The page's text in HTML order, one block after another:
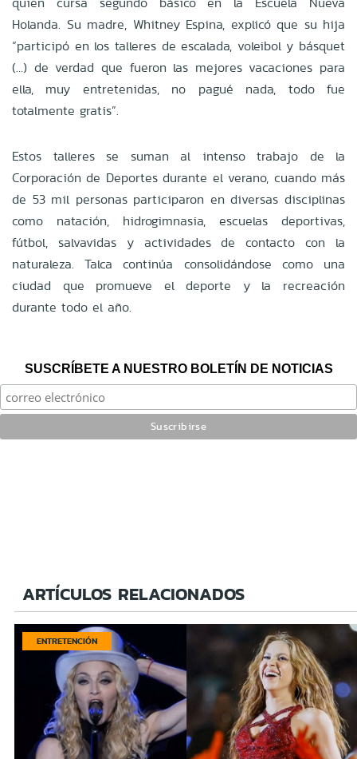
Holanda. Su madre, Whitney Espina, explicó que su hija
“participó en los talleres de escalada, voleibol y básquet
(…) de verdad que fueron las mejores vacaciones para
ella, muy entretenidas, no pagué nada, todo fue
totalmente gratis”.
Estos talleres se suman al intenso trabajo de la
Corporación de Deportes durante el verano, cuando más
de 53 mil personas participaron en diversas disciplinas
como natación, hidrogimnasia, escuelas deportivas,
fútbol, salvavidas y actividades de contacto con la
naturaleza. Talca continúa consolidándose como una
ciudad que promueve el deporte y la recreación
durante todo el año.
SUSCRÍBETE A NUESTRO BOLETÍN DE NOTICIAS
ARTÍCULOS RELACIONADOS
ENTRETENCIÓN